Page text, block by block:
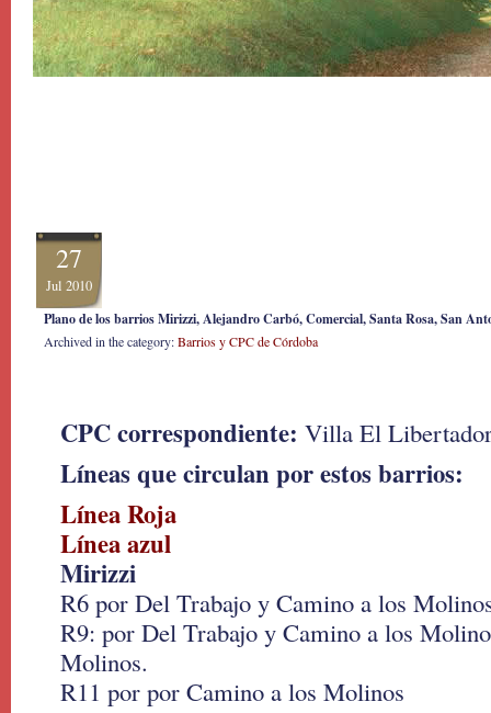
27
Jul 2010
Plano de los barrios Mirizzi, Alejandro Carbó, Comercial, Santa Rosa, San
Archived in the category:Barrios y CPC de Córdoba
CPC correspondiente: Villa El
Líneas que circulan por estos barrios:
Línea Roja
Línea azul
Mirizzi
R6 por Del Trabajo y Camino a los
R9: por Del Trabajo y Camino a los
Molinos.
R11 por por Camino a los Molinos